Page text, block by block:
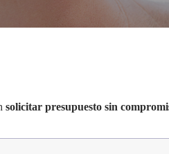
solicitar presupuesto sin